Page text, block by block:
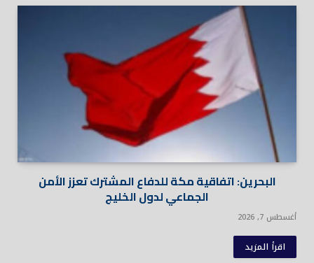
البحرين: اتفاقية مكة للدفاع المشترك تعزز الأمن
الجماعي لدول الخليج
أغسطس 7, 2026
اقرأ المزيد